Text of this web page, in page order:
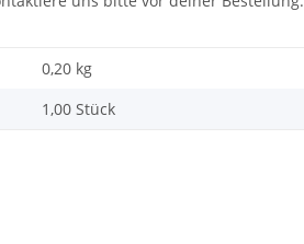
0,20 kg
1,00 Stück